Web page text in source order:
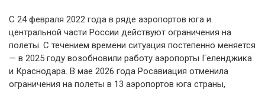
С 24 февраля 2022 года в ряде аэропортов юга и
центральной части России действуют ограничения на
полеты. С течением времени ситуация постепенно меняется
— в 2025 году возобновили работу аэропорты Геленджика
и Краснодара. В мае 2026 года Росавиация отменила
ограничения на полеты в 13 аэропортов юга страны,